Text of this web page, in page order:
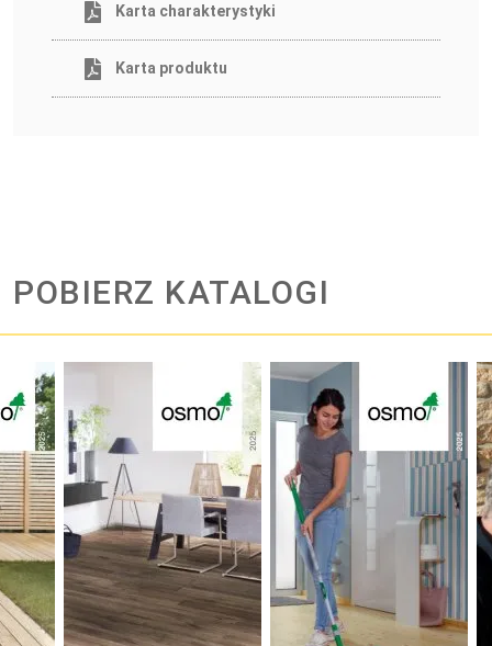
Karta charakterystyki
Karta produktu
POBIERZ KATALOGI